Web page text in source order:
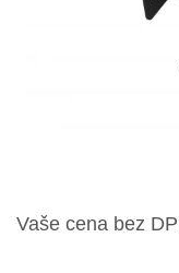
Vaše cena bez